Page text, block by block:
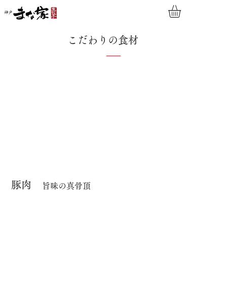
こだわりの食材
​豚肉 ​旨味の真骨頂